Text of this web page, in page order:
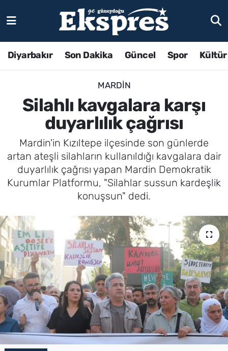
Diyarbakır Son Dakika Güncel Spor
MARDIN
Silahlı kavgalara karşı
duyarlılık çağrısı
Mardin'in Kızıltepe ilçesinde son günlerde
artan ateşli silahların kullanıldığı kavgalara dair
duyarlılık çağrısı yapan Mardin Demokratik
Kurumlar Platformu, "Silahlar sussun kardeşlik
konuşsun" dedi.